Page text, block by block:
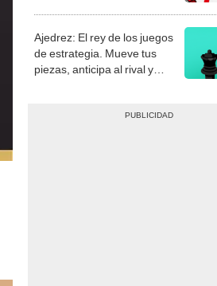
Ajedrez: El rey de los juegos
de estrategia. Mueve tus
piezas, anticipa al rival y